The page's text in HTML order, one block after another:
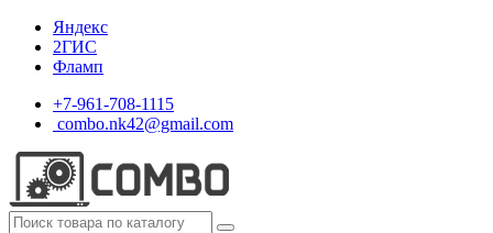
Яндекс
2ГИС
Фламп
+7-961-708-1115
combo.nk42@gmail.com